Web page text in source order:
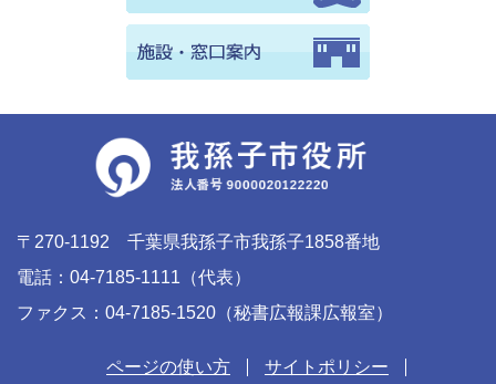
〒270-1192 千葉県我孫子市我孫子1858番地
電話：04-7185-1111（代表）
ファクス：04-7185-1520（秘書広報課広報室）
ページの使い方 サイトポリシー